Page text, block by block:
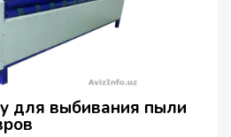
для выбивания пыли